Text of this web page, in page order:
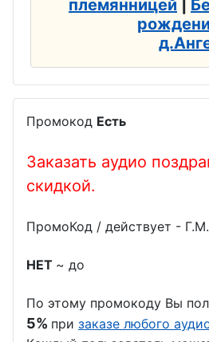
племянницей
Промокод Есть
Заказать аудио
скидкой.
ПромоКод / действует -
НЕТ ~ до
По этому промокоду Вы
5% при заказе любого